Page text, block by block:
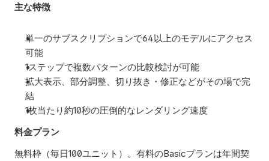
主な特徴
単一のサブスクリプションで64以上のモデルにアクセス
可能
1ステップで複数パターンの比較検討が可能
拡大表示、部分調整、切り抜き・修正などがその場で完
結
1枚当たり約10秒の圧倒的なレンダリング速度
料金プラン
無料枠（毎日100ユニット）。有料のBasicプランは年間契